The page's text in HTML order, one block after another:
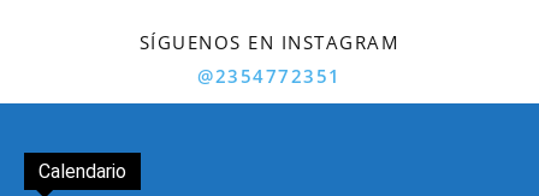
SÍGUENOS EN INSTAGRAM
@2354772351
Calendario